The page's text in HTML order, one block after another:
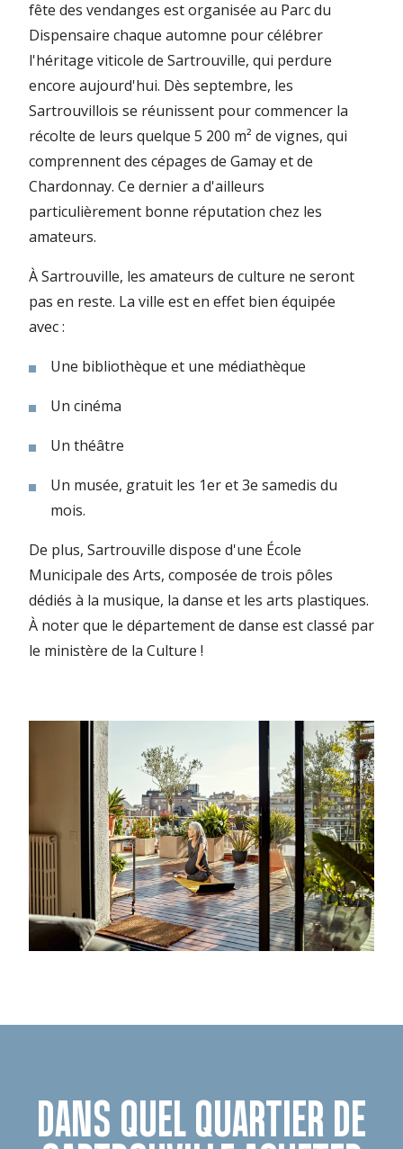
fête des vendanges est organisée au Parc du
Dispensaire chaque automne pour célébrer
l'héritage viticole de Sartrouville, qui perdure
encore aujourd'hui. Dès septembre, les
Sartrouvillois se réunissent pour commencer la
récolte de leurs quelque 5 200 m² de vignes, qui
comprennent des cépages de Gamay et de
Chardonnay. Ce dernier a d'ailleurs
particulièrement bonne réputation chez les
amateurs.
À Sartrouville, les amateurs de culture ne seront
pas en reste. La ville est en effet bien équipée
avec :
Une bibliothèque et une médiathèque
Un cinéma
Un théâtre
Un musée, gratuit les 1er et 3e samedis du
mois.
De plus, Sartrouville dispose d'une École
Municipale des Arts, composée de trois pôles
dédiés à la musique, la danse et les arts plastiques.
À noter que le département de danse est classé par
le ministère de la Culture !
DANS QUEL QUARTIER DE